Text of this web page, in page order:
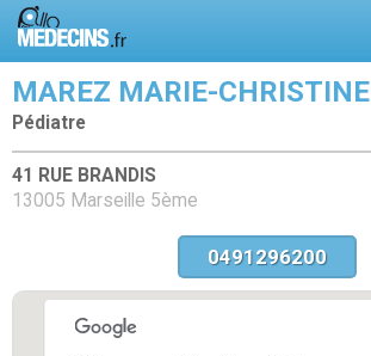
MAREZ MARIE-CHRISTINE
Pédiatre
41 RUE BRANDIS
13005 Marseille 5ème
0491296200